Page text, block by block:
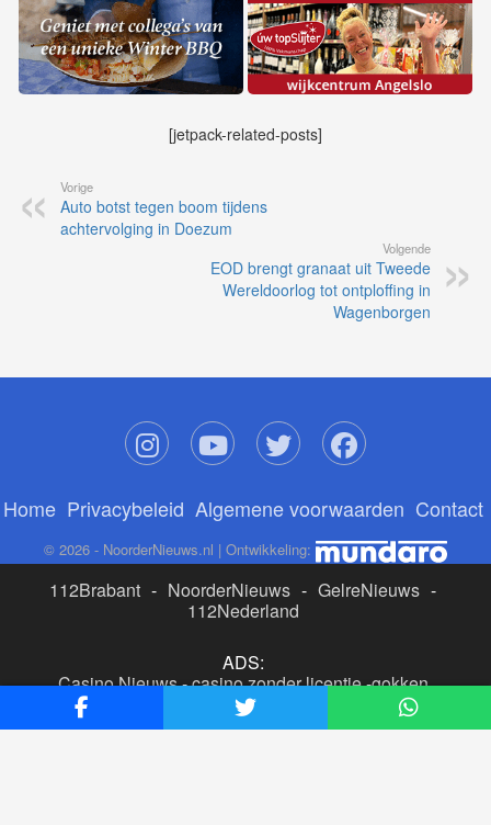
[jetpack-related-posts]
Vorige
Auto botst tegen boom tijdens
achtervolging in Doezum
Volgende
EOD brengt granaat uit Tweede
Wereldoorlog tot ontploffing in
Wagenborgen
Home Privacybeleid Algemene voorwaarden Contact
© 2026 - NoorderNieuws.nl | Ontwikkeling:
112Brabant - NoorderNieuws - GelreNieuws -
112Nederland
ADS:
Casino Nieuws-casino zonder licentie-gokken
buitenlandse site
beste online casino nederland